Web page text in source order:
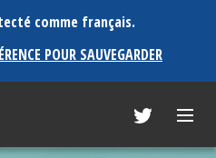
comme français.